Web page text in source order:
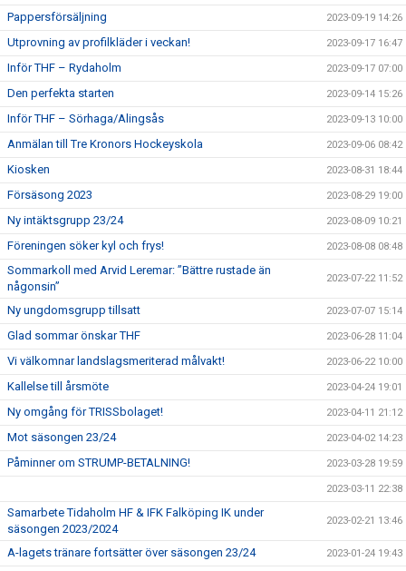
Pappersförsäljning 2023-09-19 14:26
Utprovning av profilkläder i veckan! 2023-09-17 16:47
Inför THF – Rydaholm 2023-09-17 07:00
Den perfekta starten 2023-09-14 15:26
Inför THF – Sörhaga/Alingsås 2023-09-13 10:00
Anmälan till Tre Kronors Hockeyskola 2023-09-06 08:42
Kiosken 2023-08-31 18:44
Försäsong 2023 2023-08-29 19:00
Ny intäktsgrupp 23/24 2023-08-09 10:21
Föreningen söker kyl och frys! 2023-08-08 08:48
Sommarkoll med Arvid Leremar: ”Bättre rustade än
någonsin”
2023-07-22 11:52
Ny ungdomsgrupp tillsatt 2023-07-07 15:14
Glad sommar önskar THF 2023-06-28 11:04
Vi välkomnar landslagsmeriterad målvakt! 2023-06-22 10:00
Kallelse till årsmöte 2023-04-24 19:01
Ny omgång för TRISSbolaget! 2023-04-11 21:12
Mot säsongen 23/24 2023-04-02 14:23
Påminner om STRUMP-BETALNING! 2023-03-28 19:59
2023-03-11 22:38
Samarbete Tidaholm HF & IFK Falköping IK under
säsongen 2023/2024
2023-02-21 13:46
A-lagets tränare fortsätter över säsongen 23/24 2023-01-24 19:43